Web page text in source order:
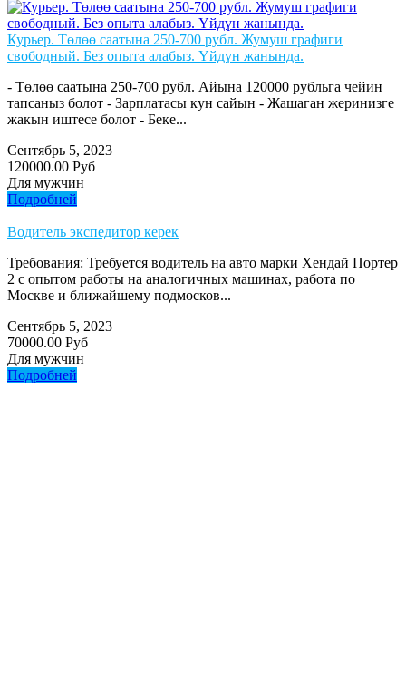
Курьер. Төлөө саатына 250-700 рубл. Жумуш графиги
свободный. Без опыта алабыз. Үйдүн жанында.
- Төлөө саатына 250-700 рубл. Айына 120000 рубльга чейин
тапсаныз болот - Зарплатасы кун сайын - Жашаган жеринизге
жакын иштесе болот - Беке...
Сентябрь 5, 2023
120000.00 Руб
Для мужчин
Подробней
Водитель экспедитор керек
Требования: Требуется водитель на авто марки Хендай Портер
2 с опытом работы на аналогичных машинах, работа по
Москве и ближайшему подмосков...
Сентябрь 5, 2023
70000.00 Руб
Для мужчин
Подробней